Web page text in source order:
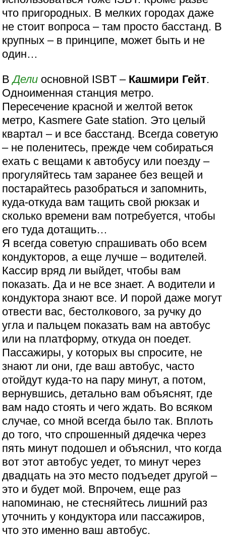
что пригородных. В мелких городах даже
не стоит вопроса – там просто басстанд. В
крупных – в принципе, может быть и не
один…
ВДели основной ISBT – Кашмири Гейт.
Одноименная станция метро.
Пересечение красной и желтой веток
метро, Kasmere Gate station. Это целый
квартал – и все басстанд. Всегда советую
– не поленитесь, прежде чем собираться
ехать с вещами к автобусу или поезду –
прогуляйтесь там заранее без вещей и
постарайтесь разобраться и запомнить,
куда-откуда вам тащить свой рюкзак и
сколько времени вам потребуется, чтобы
его туда дотащить…
Я всегда советую спрашивать обо всем
кондукторов, а еще лучше – водителей.
Кассир вряд ли выйдет, чтобы вам
показать. Да и не все знает. А водители и
кондуктора знают все. И порой даже могут
отвести вас, бестолкового, за ручку до
угла и пальцем показать вам на автобус
или на платформу, откуда он поедет.
Пассажиры, у которых вы спросите, не
знают ли они, где ваш автобус, часто
отойдут куда-то на пару минут, а потом,
вернувшись, детально вам объяснят, где
вам надо стоять и чего ждать. Во всяком
случае, со мной всегда было так. Вплоть
до того, что спрошенный дядечка через
пять минут подошел и объяснил, что когда
вот этот автобус уедет, то минут через
двадцать на это место подъедет другой –
это и будет мой. Впрочем, еще раз
напоминаю, не стесняйтесь лишний раз
уточнить у кондуктора или пассажиров,
что это именно ваш автобус.